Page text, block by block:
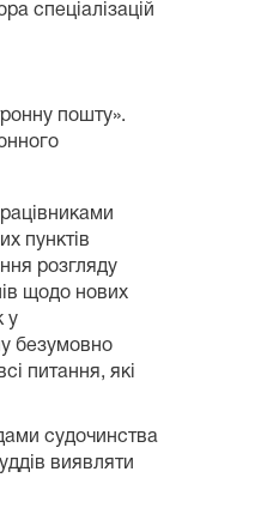
спеціалізацій
пошту».
пунктів
розгляду
щодо нових
у
безумовно
питання, які
судочинства
виявляти